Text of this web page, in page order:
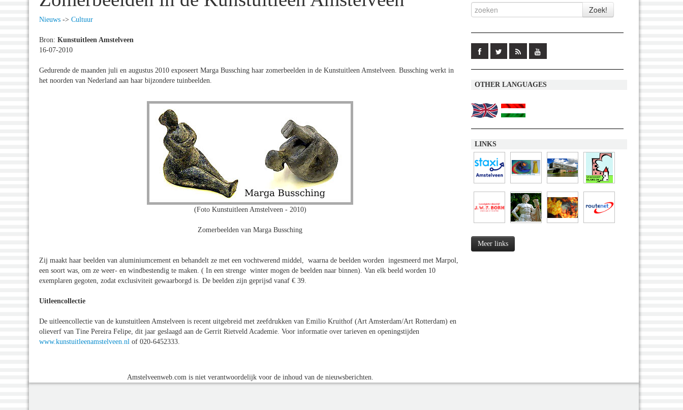
Nieuws -> Cultuur
Bron: Kunstuitleen Amstelveen
16-07-2010
Gedurende de maanden juli en augustus 2010 exposeert Marga Bussching haar zomerbeelden in de Kunstuitleen Amstelveen. Bussching werkt in
het noorden van Nederland aan haar bijzondere tuinbeelden.
(Foto Kunstuitleen Amstelveen - 2010)
Zomerbeelden van Marga Bussching
Zij maakt haar beelden van aluminiumcement en behandelt ze met een vochtwerend middel, waarna de beelden worden ingesmeerd met Marpol,
een soort was, om ze weer- en windbestendig te maken. ( In een strenge winter mogen de beelden naar binnen). Van elk beeld worden 10
exemplaren gegoten, zodat exclusiviteit gewaarborgd is. De beelden zijn geprijsd vanaf € 39.
Uitleencollectie
De uitleencollectie van de kunstuitleen Amstelveen is recent uitgebreid met zeefdrukken van Emilio Kruithof (Art Amsterdam/Art Rotterdam) en
olieverf van Tine Pereira Felipe, dit jaar geslaagd aan de Gerrit Rietveld Academie. Voor informatie over tarieven en openingstijden
www.kunstuitleenamstelveen.nl of 020-6452333.
Amstelveenweb.com is niet verantwoordelijk voor de inhoud van de nieuwsberichten.
OTHER LANGUAGES
LINKS
Meer links